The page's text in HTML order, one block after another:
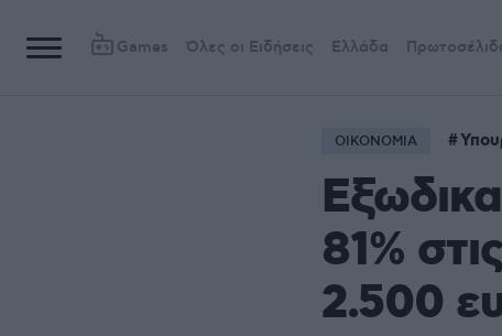
Games Όλες οι Ειδήσεις Ελλάδα
ΟΙΚΟΝΟΜΙΑ
81%
2.500